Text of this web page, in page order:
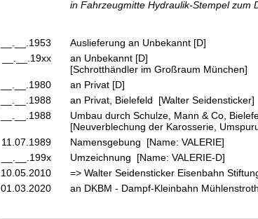
in Fahrzeugmitte Hydraulik-Stempel zum
__.__.1953
Auslieferung an Unbekannt [D]
__.__.19xx
an Unbekannt [D]
[Schrotthändler im Großraum München]
__.__.1980
an Privat [D]
__.__.1988
an Privat, Bielefeld [Walter Seidensticker]
__.__.1988
Umbau durch Schulze, Mann & Co,
[Neuverblechung der Karosserie,
11.07.1989
Namensgebung [Name: VALERIE]
__.__.199x
Umzeichnung [Name: VALERIE-D]
10.05.2010
=> Walter Seidensticker Eisenbahn
01.03.2020
an DKBM - Dampf-Kleinbahn